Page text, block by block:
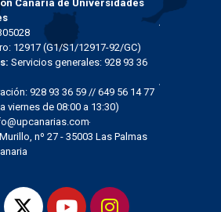
Canaria de Universidades
12917 (G1/S1/12917-92/GC)
Servicios generales: 928 93 36
928 93 36 59 // 649 56 14 77
viernes de 08:00 a 13:30)
nº 27 - 35003 Las Palmas